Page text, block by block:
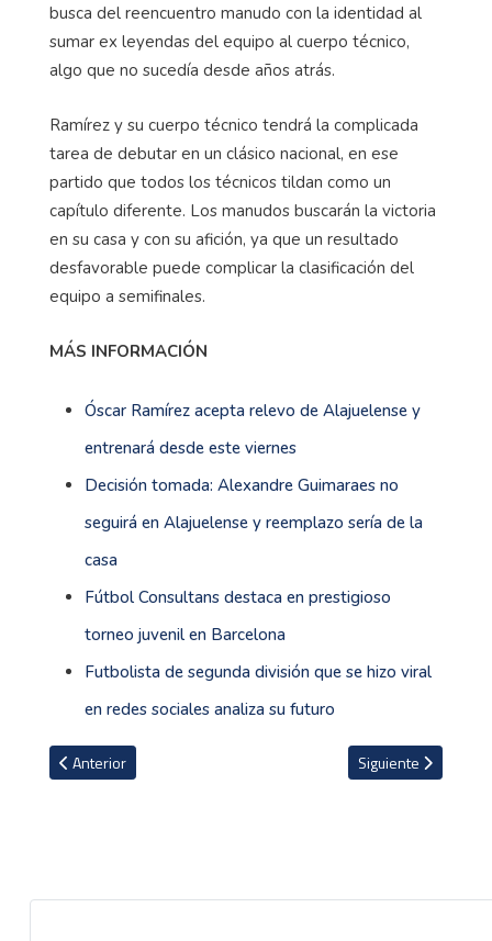
busca del reencuentro manudo con la identidad al
sumar ex leyendas del equipo al cuerpo técnico,
algo que no sucedía desde años atrás.
Ramírez y su cuerpo técnico tendrá la complicada
tarea de debutar en un clásico nacional, en ese
partido que todos los técnicos tildan como un
capítulo diferente. Los manudos buscarán la victoria
en su casa y con su afición, ya que un resultado
desfavorable puede complicar la clasificación del
equipo a semifinales.
MÁS INFORMACIÓN
Óscar Ramírez acepta relevo de Alajuelense y
entrenará desde este viernes
Decisión tomada: Alexandre Guimaraes no
seguirá en Alajuelense y reemplazo sería de la
casa
Fútbol Consultans destaca en prestigioso
torneo juvenil en Barcelona
Futbolista de segunda división que se hizo viral
en redes sociales analiza su futuro
Artículo anterior: La Liga que impondrá Oscar Ramírez
Anterior Artículo siguiente:
Siguiente